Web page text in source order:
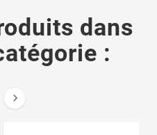
dans
:
